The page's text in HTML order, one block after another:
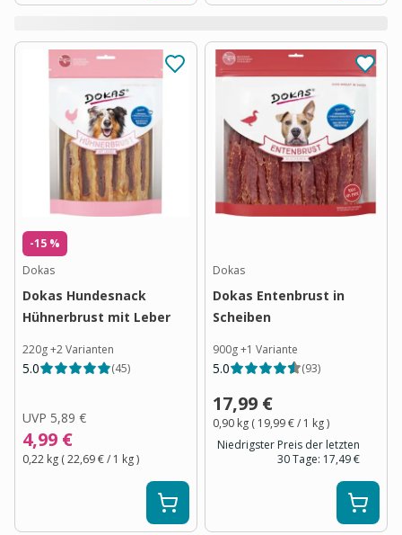
-15 %
Dokas
Dokas Hundesnack
Hühnerbrust mit Leber
220g+2Varianten
5.0 (45)
UVP 5,89 €
4,99 €
0,22 kg (22,69 €/ 1 kg)
Dokas
Dokas Entenbrust in
Scheiben
900g+1 Variante
5.0 (93)
17,99 €
0,90 kg ( 19,99 €/ 1 kg)
Niedrigster Preis der letzten
30 Tage: 17,49 €